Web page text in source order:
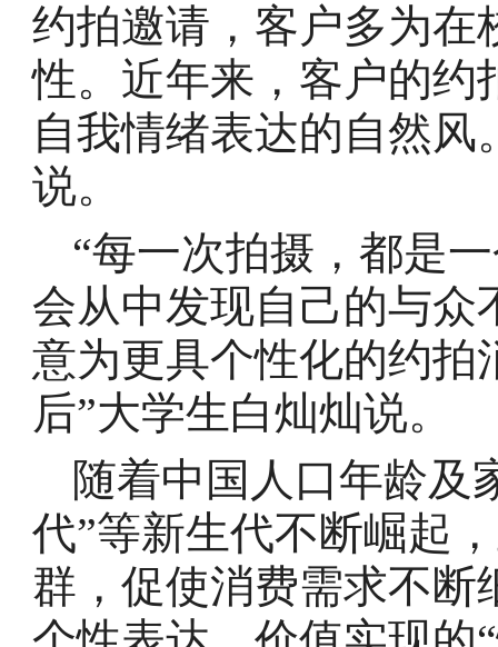
约拍邀请，客户多为在
性。近年来，客户的约
自我情绪表达的自然风
说。
“每一次拍摄，都是
会从中发现自己的与众
意为更具个性化的约拍
后”大学生白灿灿说。
随着中国人口年龄及
代”等新生代不断崛起
群，促使消费需求不断